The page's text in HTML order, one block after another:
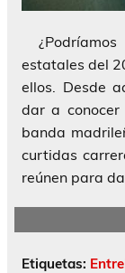
estatales del
ellos. Desde
dar a conocer
banda
curtidas
reúnen para
Etiquetas: